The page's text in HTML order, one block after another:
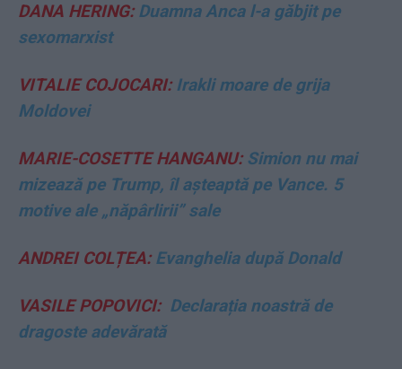
DANA HERING:Duamna Anca l-a găbjit pe
sexomarxist
VITALIE COJOCARI:Irakli moare de grija
Moldovei
MARIE-COSETTE HANGANU:Simion nu mai
mizează pe Trump, îl așteaptă pe Vance. 5
motive ale „năpârlirii” sale
ANDREI COLȚEA:Evanghelia după Donald
VASILE POPOVICI:Declarația noastră de
dragoste adevărată